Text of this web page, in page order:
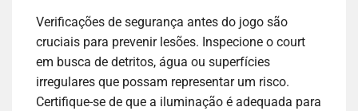
Verificações de segurança antes do jogo são
cruciais para prevenir lesões. Inspecione o court
em busca de detritos, água ou superfícies
irregulares que possam representar um risco.
Certifique-se de que a iluminação é adequada para